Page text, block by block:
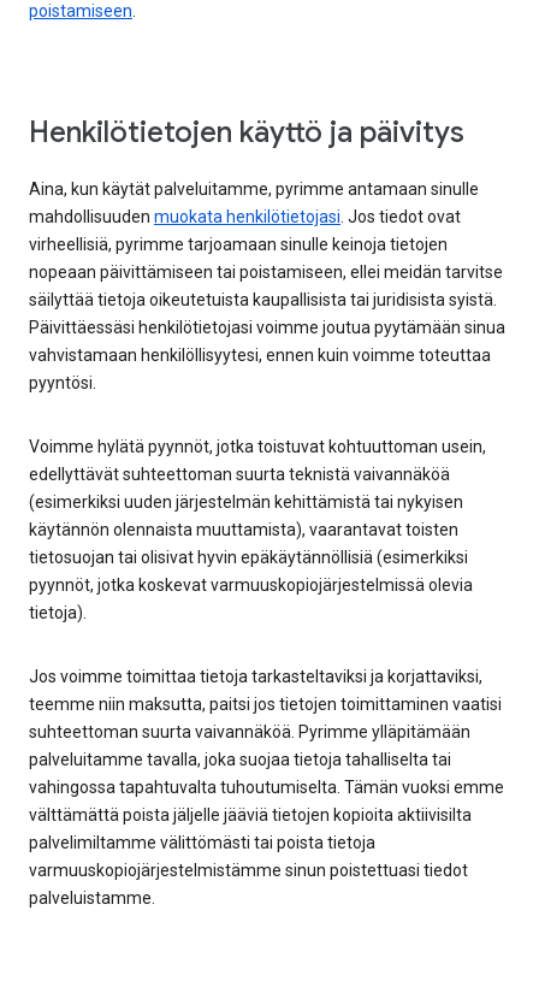
poistamiseen.
Henkilötietojen käyttö ja päivitys
Aina, kun käytät palveluitamme, pyrimme antamaan sinulle
mahdollisuuden muokata henkilötietojasi. Jos tiedot ovat
virheellisiä, pyrimme tarjoamaan sinulle keinoja tietojen
nopeaan päivittämiseen tai poistamiseen, ellei meidän tarvitse
säilyttää tietoja oikeutetuista kaupallisista tai juridisista syistä.
Päivittäessäsi henkilötietojasi voimme joutua pyytämään sinua
vahvistamaan henkilöllisyytesi, ennen kuin voimme toteuttaa
pyyntösi.
Voimme hylätä pyynnöt, jotka toistuvat kohtuuttoman usein,
edellyttävät suhteettoman suurta teknistä vaivannäköä
(esimerkiksi uuden järjestelmän kehittämistä tai nykyisen
käytännön olennaista muuttamista), vaarantavat toisten
tietosuojan tai olisivat hyvin epäkäytännöllisiä (esimerkiksi
pyynnöt, jotka koskevat varmuuskopiojärjestelmissä olevia
tietoja).
Jos voimme toimittaa tietoja tarkasteltaviksi ja korjattaviksi,
teemme niin maksutta, paitsi jos tietojen toimittaminen vaatisi
suhteettoman suurta vaivannäköä. Pyrimme ylläpitämään
palveluitamme tavalla, joka suojaa tietoja tahalliselta tai
vahingossa tapahtuvalta tuhoutumiselta. Tämän vuoksi emme
välttämättä poista jäljelle jääviä tietojen kopioita aktiivisilta
palvelimiltamme välittömästi tai poista tietoja
varmuuskopiojärjestelmistämme sinun poistettuasi tiedot
palveluistamme.